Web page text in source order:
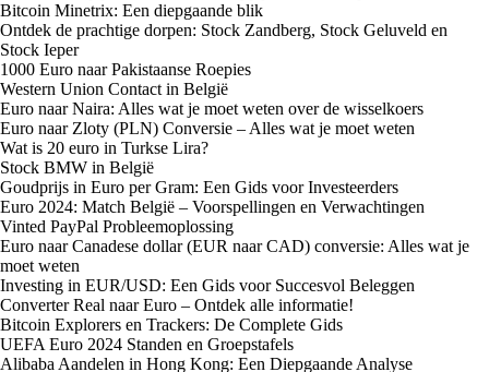
Bitcoin Minetrix: Een diepgaande blik
Ontdek de prachtige dorpen: Stock Zandberg, Stock Geluveld en
Stock Ieper
1000 Euro naar Pakistaanse Roepies
Western Union Contact in België
Euro naar Naira: Alles wat je moet weten over de wisselkoers
Euro naar Zloty (PLN) Conversie – Alles wat je moet weten
Wat is 20 euro in Turkse Lira?
Stock BMW in België
Goudprijs in Euro per Gram: Een Gids voor Investeerders
Euro 2024: Match België – Voorspellingen en Verwachtingen
Vinted PayPal Probleemoplossing
Euro naar Canadese dollar (EUR naar CAD) conversie: Alles wat je
moet weten
Investing in EUR/USD: Een Gids voor Succesvol Beleggen
Converter Real naar Euro – Ontdek alle informatie!
Bitcoin Explorers en Trackers: De Complete Gids
UEFA Euro 2024 Standen en Groepstafels
Alibaba Aandelen in Hong Kong: Een Diepgaande Analyse